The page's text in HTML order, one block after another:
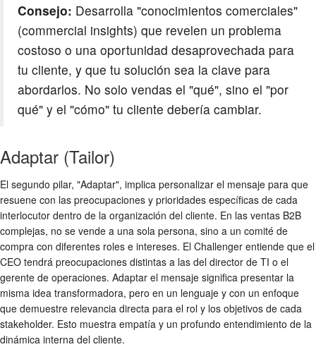
Consejo: Desarrolla "conocimientos comerciales"
(commercial insights) que revelen un problema
costoso o una oportunidad desaprovechada para
tu cliente, y que tu solución sea la clave para
abordarlos. No solo vendas el "qué", sino el "por
qué" y el "cómo" tu cliente debería cambiar.
Adaptar (Tailor)
El segundo pilar, "Adaptar", implica personalizar el mensaje para que
resuene con las preocupaciones y prioridades específicas de cada
interlocutor dentro de la organización del cliente. En las ventas B2B
complejas, no se vende a una sola persona, sino a un comité de
compra con diferentes roles e intereses. El Challenger entiende que el
CEO tendrá preocupaciones distintas a las del director de TI o el
gerente de operaciones. Adaptar el mensaje significa presentar la
misma idea transformadora, pero en un lenguaje y con un enfoque
que demuestre relevancia directa para el rol y los objetivos de cada
stakeholder. Esto muestra empatía y un profundo entendimiento de la
dinámica interna del cliente.